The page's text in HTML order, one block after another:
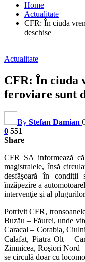
Home
Actualitate
CFR: În ciuda
deschise
Actualitate
CFR: În ciuda
feroviare sunt
By Stefan Damian
0 551
Share
CFR SA informează
magistralele, însă
desfăşoară în condiţii
înzăpezire a
intervenţie şi al
Potrivit CFR,
Buzău – Făurei, unde
Caracal – Corabia,
Calafat, Piatra Olt –
Zimnicea, Roşiori Nord
se circulă doar cu